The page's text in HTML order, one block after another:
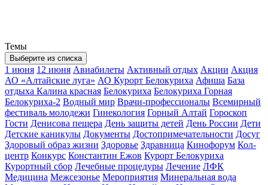
Темы
Выберите из списка
1 июня 12 июня Авиабилеты Активный отдых Акции Акция
АО «Алтайские луга» АО Курорт Белокуриха Афиша База
отдыха Калина красная Белокуриха Белокуриха Горная
Белокуриха-2 Водный мир Врачи-профессионалы Всемирный
фестиваль молодежи Гинекология Горный Алтай Гороскоп
Гости Денисова пещера День защиты детей День России Дети
Детские каникулы Документы Достопримечательности Досуг
Здоровый образ жизни Здоровье Здравница Кинофорум Кол-
центр Конкурс Константин Ежов Курорт Белокуриха
Курортный сбор Лечебные процедуры Лечение ЛФК
Медицина Межсезонье Мероприятия Минеральная вода